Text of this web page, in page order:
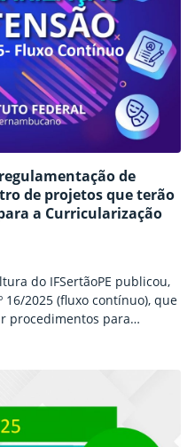
de
de projetos que terão
a Curricularização
do IFSertãoPE publicou,
16/2025 (fluxo contínuo), que
procedimentos para
Pública (SUAP). A